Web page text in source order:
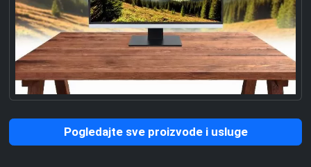
Pogledajte sve proizvode i usluge